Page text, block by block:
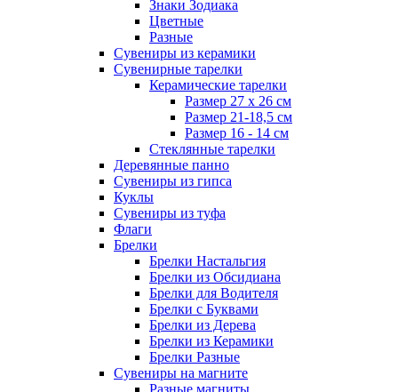
Знаки Зодиака
Цветные
Разные
Сувениры из керамики
Сувенирные тарелки
Керамические тарелки
Размер 27 х 26 см
Размер 21-18,5 см
Размер 16 - 14 см
Стеклянные тарелки
Деревянные панно
Сувениры из гипса
Куклы
Сувениры из туфа
Флаги
Брелки
Брелки Настальгия
Брелки из Обсидиана
Брелки для Водителя
Брелки с Буквами
Брелки из Дерева
Брелки из Керамики
Брелки Разные
Сувениры на магните
Разные магниты